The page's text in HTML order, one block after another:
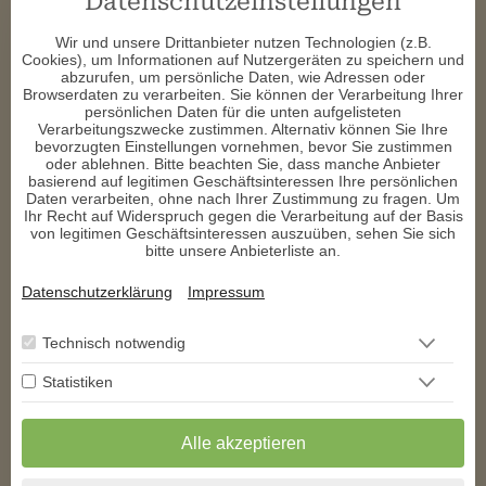
verfolgen.
Das Krafttier Schwein fordert dich auch auf, deine Verbindung
zur Erde zu stärken und die Natur zu schätzen. Es lehrt dich, im
Einklang mit der Umwelt zu leben und die Ressourcen, die dir
zur Verfügung stehen, verantwortungsvoll zu nutzen.
Krafttier Schwein in der Meditation und Traumdeutung
In der Meditation kann das Schwein als Krafttier dir helfen, tief
verwurzelte Ängste und Blockaden zu lösen. Es bringt eine
beruhigende und erdende Energie mit sich, die dir hilft, inneren
Frieden und Ausgeglichenheit zu finden. In der Traumdeutung
steht das Schwein oft für positive Veränderungen und neue
Möglichkeiten.
Das Krafttier Schwein ist ein mächtiger Begleiter, der dir hilft,
schätzen und offen für Veränderungen zu sein. Wenn du dich
mit der Energie des Schweins verbindest, kannst du dein volles
Potenzial entfalten und ein erfülltes, glückliches Leben führen.
Reise zu bereichern und positive Veränderungen in deinem
Wir und unsere Drittanbieter nutzen Technologien (z.B.
Cookies), um Informationen auf Nutzergeräten zu speichern und
abzurufen, um persönliche Daten, wie Adressen oder
Browserdaten zu verarbeiten. Sie können der Verarbeitung Ihrer
persönlichen Daten für die unten aufgelisteten
Verarbeitungszwecke zustimmen. Alternativ können Sie Ihre
bevorzugten Einstellungen vornehmen, bevor Sie zustimmen
oder ablehnen. Bitte beachten Sie, dass manche Anbieter
basierend auf legitimen Geschäftsinteressen Ihre persönlichen
Daten verarbeiten, ohne nach Ihrer Zustimmung zu fragen. Um
Ihr Recht auf Widerspruch gegen die Verarbeitung auf der Basis
von legitimen Geschäftsinteressen auszuüben, sehen Sie sich
bitte unsere Anbieterliste an.
Datenschutzerklärung Impressum
Technisch notwendig
Statistiken
Alle akzeptieren